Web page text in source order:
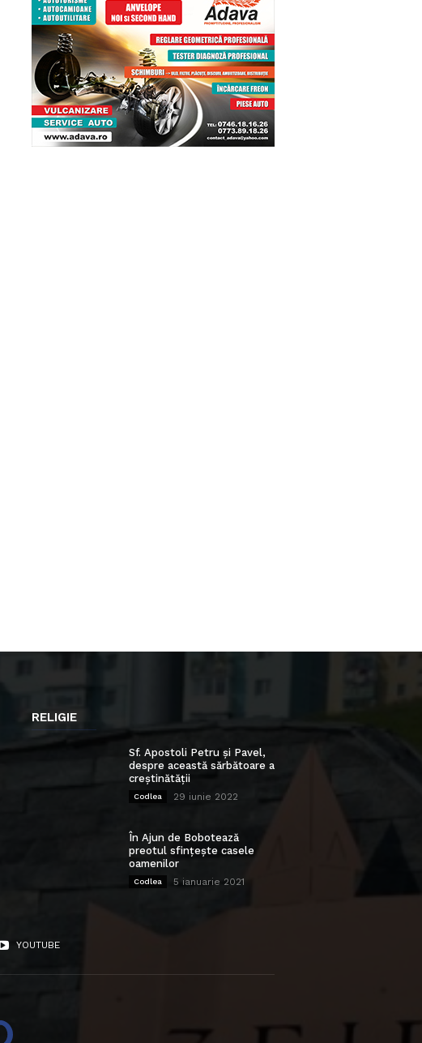
RELIGIE
Sf. Apostoli Petru și Pavel,
despre această sărbătoare a
creștinătății
Codlea 29 iunie 2022
În Ajun de Bobotează
preotul sfințește casele
oamenilor
Codlea 5 ianuarie 2021
YOUTUBE